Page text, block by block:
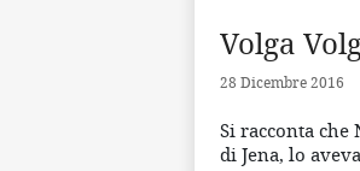
Volga
28 Dicembre 2016
Si racconta
di Jena, lo